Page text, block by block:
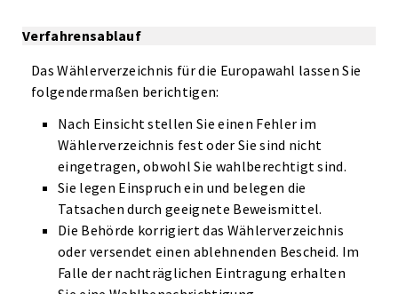
Verfahrensablauf
Das Wählerverzeichnis für die Europawahl lassen Sie
folgendermaßen berichtigen:
Nach Einsicht stellen Sie einen Fehler im
Wählerverzeichnis fest oder Sie sind nicht
eingetragen, obwohl Sie wahlberechtigt sind.
Sie legen Einspruch ein und belegen die
Tatsachen durch geeignete Beweismittel.
Die Behörde korrigiert das Wählerverzeichnis
oder versendet einen ablehnenden Bescheid. Im
Falle der nachträglichen Eintragung erhalten